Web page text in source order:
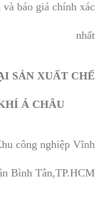
báo giá chính xác
nhất
SẢN XUẤT CHẾ
Á CHÂU
công nghiệp Vĩnh
Bình Tân,TP.HCM